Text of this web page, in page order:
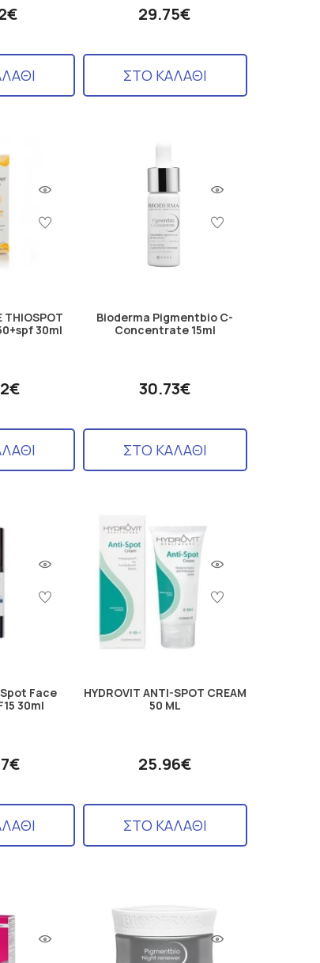
29.75€
ΣΤΟ ΚΑΛΑΘΙ
THIOSPOT
30ml
Bioderma Pigmentbio C-
Concentrate 15ml
30.73€
ΣΤΟ ΚΑΛΑΘΙ
Face
30ml
HYDROVIT ANTI-SPOT CREAM
50 ML
25.96€
ΣΤΟ ΚΑΛΑΘΙ